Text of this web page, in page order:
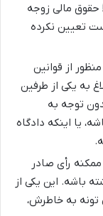
حقوق مالی زوجه
تعیین نکرده
منظور از قوانین
به یکی از طرفین
توجه به
یا اینکه دادگاه
رأی صادر
باشه. این یکی از
تونه به خاطرش،